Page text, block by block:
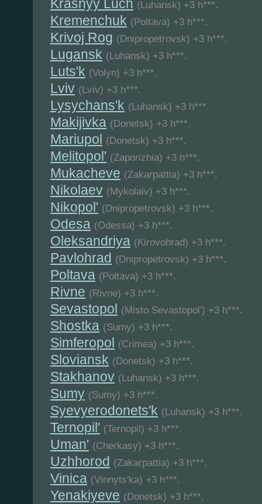
Krasnyy Luch (Luhansk) +3 h***.
Kremenchuk (Poltava) +3 h***.
Krivoj Rog (Dnipropetrovsk) +3 h***.
Lugansk (Luhansk) +3 h***.
Luts'k (Volyn) +3 h***.
Lviv (Lviv) +3 h***.
Lysychans'k (Luhansk) +3 h***.
Makijivka (Donetsk) +3 h***.
Mariupol (Donetsk) +3 h***.
Melitopol' (Zaporizhia) +3 h***.
Mukacheve (Zakarpattia) +3 h***.
Nikolaev (Mykolaiv) +3 h***.
Nikopol' (Dnipropetrovsk) +3 h***.
Odesa (Odessa) +3 h***.
Oleksandriya (Kirovohrad) +3 h***.
Pavlohrad (Dnipropetrovsk) +3 h***.
Poltava (Poltava) +3 h***.
Rivne (Rivne) +3 h***.
Sevastopol (Misto Sevastopol') +3 h***.
Shostka (Sumy) +3 h***.
Simferopol (Crimea) +3 h***.
Sloviansk (Donetsk) +3 h***.
Stakhanov (Luhansk) +3 h***.
Sumy (Sumy) +3 h***.
Syevyerodonets'k (Luhansk) +3 h***.
Ternopil' (Ternopil) +3 h***.
Uman' (Cherkasy) +3 h***.
Uzhhorod (Zakarpattia) +3 h***.
Vinica (Vinnyts'ka) +3 h***.
Yenakiyeve (Donetsk) +3 h***.